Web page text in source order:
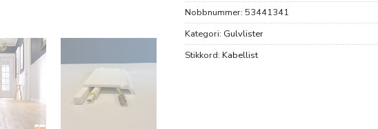
Nobbnummer: 53441341
Kategori: Gulvlister
Stikkord: Kabellist